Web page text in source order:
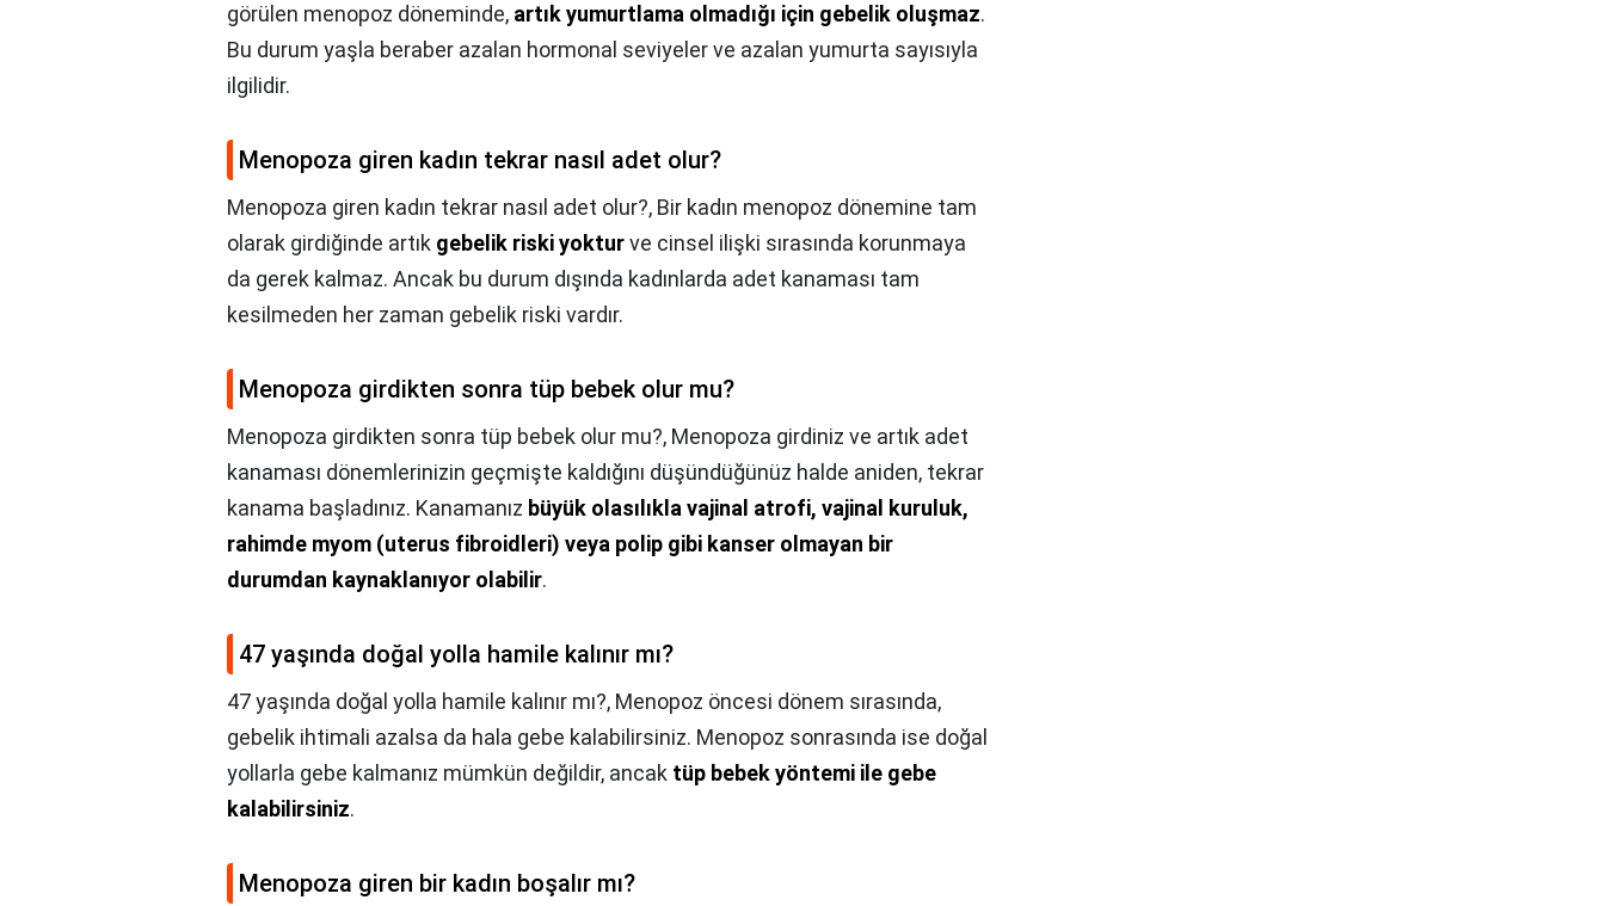
görülen menopoz döneminde, artık yumurtlama olmadığı için gebelik oluşmaz.
Bu durum yaşla beraber azalan hormonal seviyeler ve azalan yumurta sayısıyla
ilgilidir.
Menopoza giren kadın tekrar nasıl adet olur?
Menopoza giren kadın tekrar nasıl adet olur?, Bir kadın menopoz dönemine tam
olarak girdiğinde artık gebelik riski yokturve cinsel ilişki sırasında korunmaya
da gerek kalmaz. Ancak bu durum dışında kadınlarda adet kanaması tam
kesilmeden her zaman gebelik riski vardır.
Menopoza girdikten sonra tüp bebek olur mu?
Menopoza girdikten sonra tüp bebek olur mu?, Menopoza girdiniz ve artık adet
kanaması dönemlerinizin geçmişte kaldığını düşündüğünüz halde aniden, tekrar
kanama başladınız. Kanamanız büyük olasılıkla vajinal atrofi, vajinal kuruluk,
rahimde myom (uterus fibroidleri) veya polip gibi kanser olmayan bir
durumdan kaynaklanıyor olabilir.
47 yaşında doğal yolla hamile kalınır mı?
47 yaşında doğal yolla hamile kalınır mı?, Menopoz öncesi dönem sırasında,
gebelik ihtimali azalsa da hala gebe kalabilirsiniz. Menopoz sonrasında ise doğal
yollarla gebe kalmanız mümkün değildir, ancak tüp bebek yöntemi ile gebe
kalabilirsiniz.
Menopoza giren bir kadın boşalır mı?